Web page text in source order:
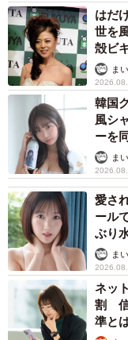
ーーこの石はどこに
Amasaku：北陸地方
に地質学や岩石学を
攻とは関係のない
ワークとして化石
とからよく山に入
粒々が見えたので
そのような皺があり
ーー石の正体は？
Amasaku：鍾乳洞
ル）の一種と思わ
が入ることはあり
はだ
世を
殻ビ
ま
韓国
風シ
ーを
ま
愛さ
ール
ぶり
ま
ネッ
割 信
準と